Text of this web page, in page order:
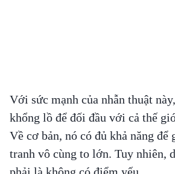
Với sức mạnh của nhẫn thuật
khổng lồ để đối đầu với cả thế
Về cơ bản, nó có đủ khả năng
tranh vô cùng to lớn. Tuy nhiên,